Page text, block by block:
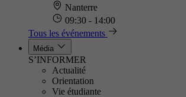
Nanterre
09:30 - 14:00
Tous les événements
Média
S’INFORMER
Actualité
Orientation
Vie étudiante